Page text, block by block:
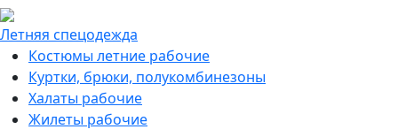
Летняя спецодежда
Костюмы летние рабочие
Куртки, брюки, полукомбинезоны
Халаты рабочие
Жилеты рабочие